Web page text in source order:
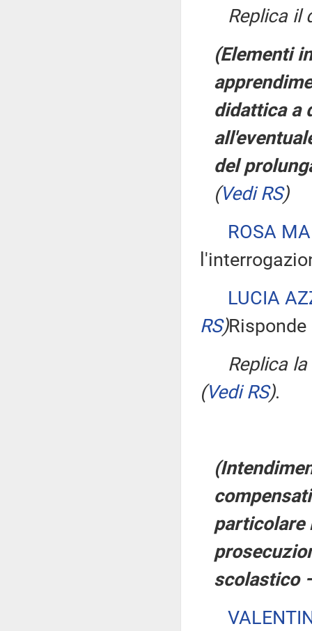
Replica il
(Elementi
didattica a
del
(Vedi RS)
ROSA
LUCIA
RS)
Replica
(Vedi RS).
particolare
scolastico